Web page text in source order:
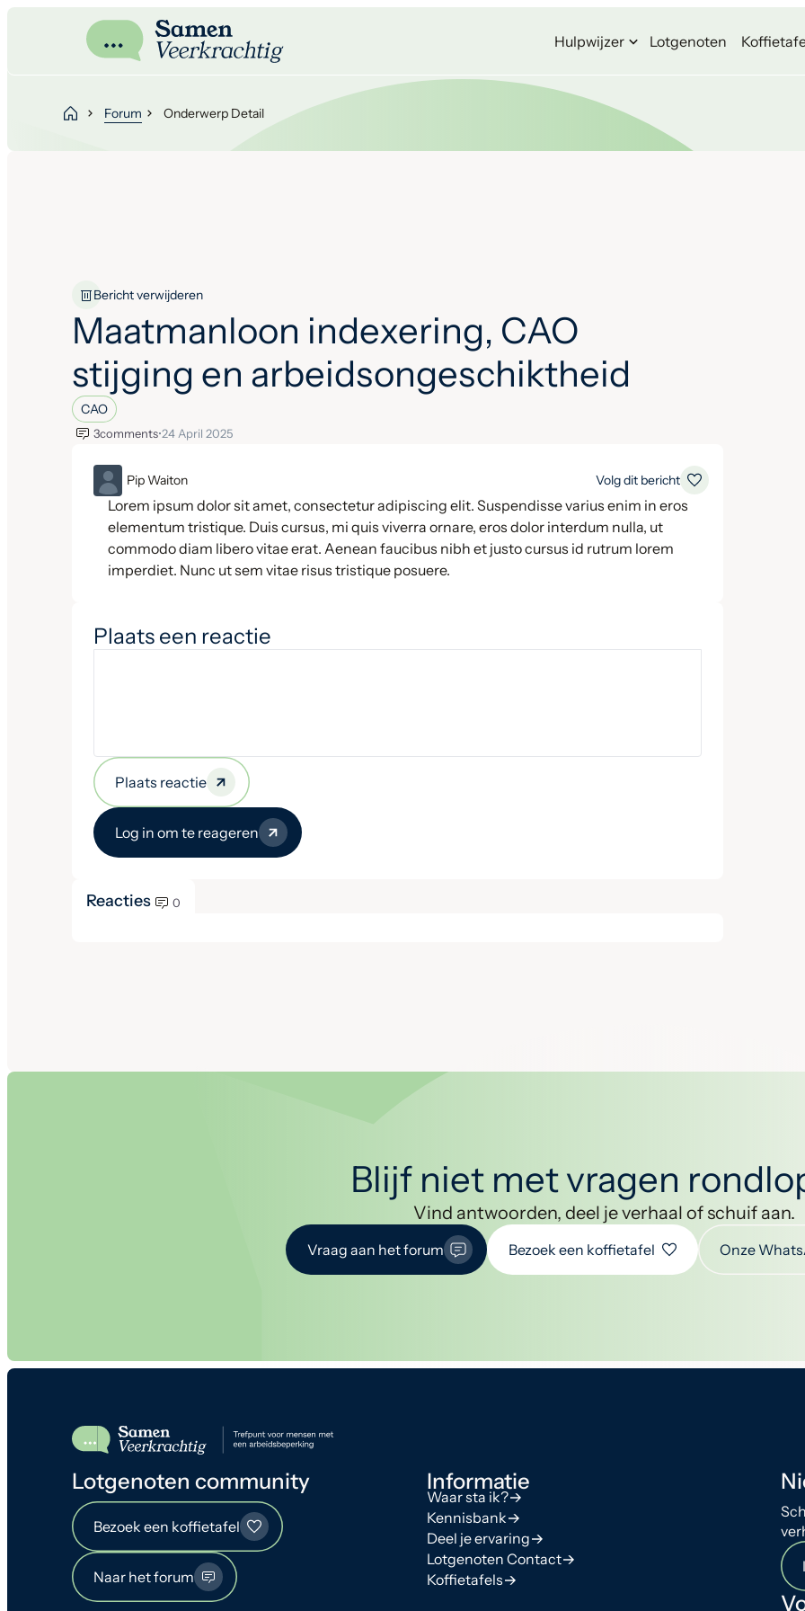
Hulpwijzer Lotgenoten
Forum Onderwerp Detail
Bericht verwijderen
Maatmanloon indexering, CAO
stijging en arbeidsongeschiktheid
CAO
3comments•24 April 2025
ML Pip Waiton Volg dit bericht
Lorem ipsum dolor sit amet, consectetur adipiscing elit. Suspendisse varius enim in eros
elementum tristique. Duis cursus, mi quis viverra ornare, eros dolor interdum nulla, ut
commodo diam libero vitae erat. Aenean faucibus nibh et justo cursus id rutrum lorem
imperdiet. Nunc ut sem vitae risus tristique posuere.
Plaats een reactie
Plaats reactie
Log in om te reageren
Reacties 0
Blijf niet met vragen
Vind antwoorden, deel je verhaal of schuif aan.
Vraag aan het forum Bezoek een koffietafel Onze
Lotgenoten community
Bezoek een koffietafel
Naar het forum
Informatie
Waar sta ik?
Kennisbank
Deel je ervaring
Lotgenoten Contact
Koffietafels